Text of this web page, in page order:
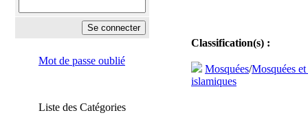
Mot de passe oublié
Liste des Catégories
Classification(s) :
Mosquées/Mosquées
islamiques